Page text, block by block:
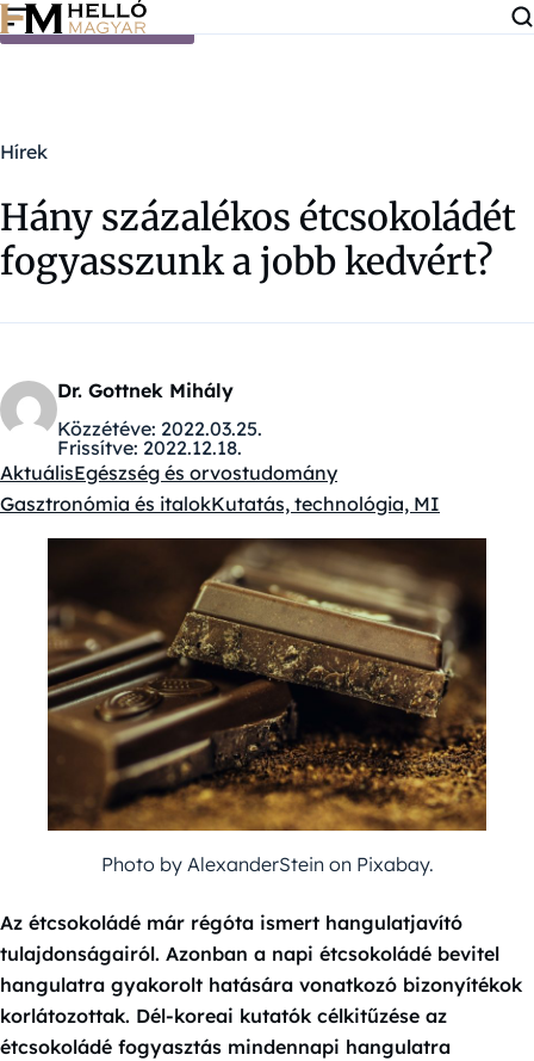
Ugrás a tartalomra
Hírek
Hány százalékos étcsokoládét
fogyasszunk a jobb kedvért?
Dr. Gottnek Mihály
Közzétéve: 2022.03.25.
Frissítve: 2022.12.18.
Kategóriák:
AktuálisEgészség és orvostudomány
Gasztronómia és italokKutatás, technológia, MI
Photo by AlexanderStein on Pixabay.
Az étcsokoládé már régóta ismert hangulatjavító
tulajdonságairól. Azonban a napi étcsokoládé bevitel
hangulatra gyakorolt hatására vonatkozó bizonyítékok
korlátozottak. Dél-koreai kutatók célkitűzése az
étcsokoládé fogyasztás mindennapi hangulatra